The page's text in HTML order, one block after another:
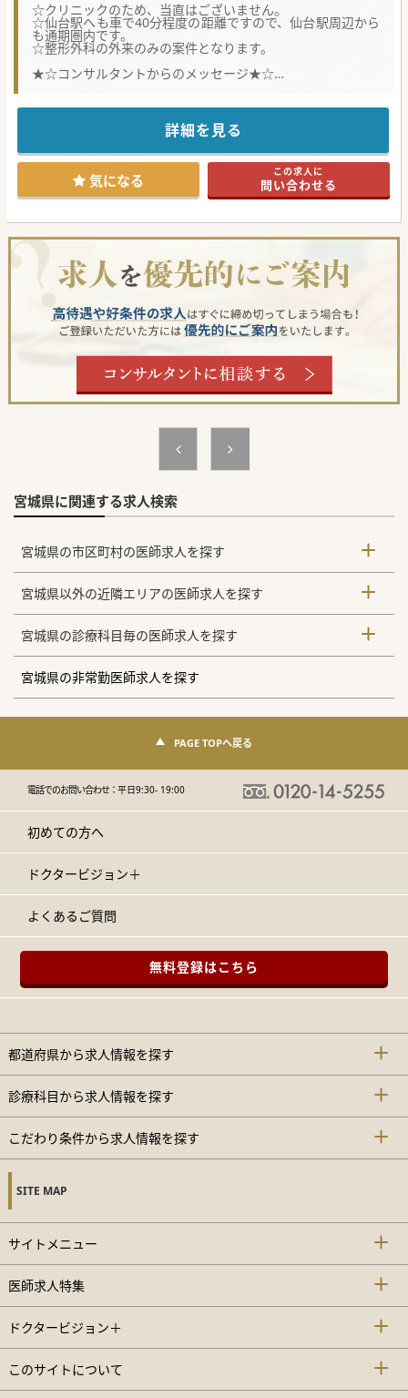
☆クリニックのため、当直はございません。
☆仙台駅へも車で40分程度の距離ですので、仙台駅周辺から
も通期圏内です。
☆整形外科の外来のみの案件となります。
★☆コンサルタントからのメッセージ★☆
地域密着多機能型複合施設を展開しているグループで、クリ
整形外科で外来をやりたい先生におすすめの案件です。
東北エリアでは珍しい、クリニック求人です！
#秋入職可
詳細を見る
気になる この求人に
問い合わせる
宮城県に関連する求人検索
宮城県の市区町村の医師求人を探す
宮城県以外の近隣エリアの医師求人を探す
宮城県の診療科目毎の医師求人を探す
宮城県の非常勤医師求人を探す
PAGE TOPへ戻る
電話でのお問い合わせ：平日9:30- 19:00
初めての方へ
ドクタービジョン＋
よくあるご質問
無料登録はこちら
都道府県から求人情報を探す
診療科目から求人情報を探す
こだわり条件から求人情報を探す
SITE MAP
サイトメニュー
医師求人特集
ドクタービジョン＋
このサイトについて